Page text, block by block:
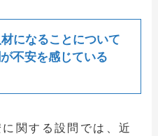
になることについて
不安を感じている
関する設問では、近